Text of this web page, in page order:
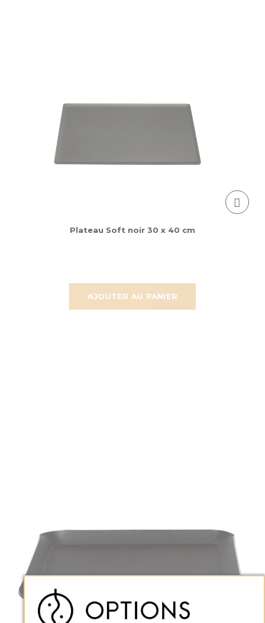
AJOUTER AU PANIER
Plateau Soft noir 30 x 40 cm